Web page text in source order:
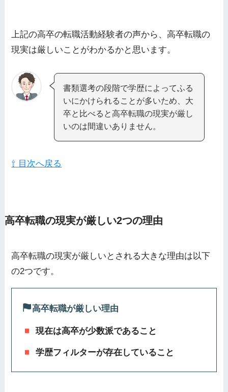
上記の高卒の転職活動経験者の声から、高卒転職の
現実は厳しいことがわかるかと思います。
書類選考の段階で学歴によってふる
いにかけられることが多いため、大
卒と比べると高卒転職の現実が厳し
いのは間違いありません。
⇧ 目次へ戻る
高卒転職の現実が厳しい2つの理由
高卒転職の現実が厳しいとされる大きな理由は以下
の2つです。
高卒転職が厳しい理由
現在は高卒が少数派であること
学歴フィルターが存在していること